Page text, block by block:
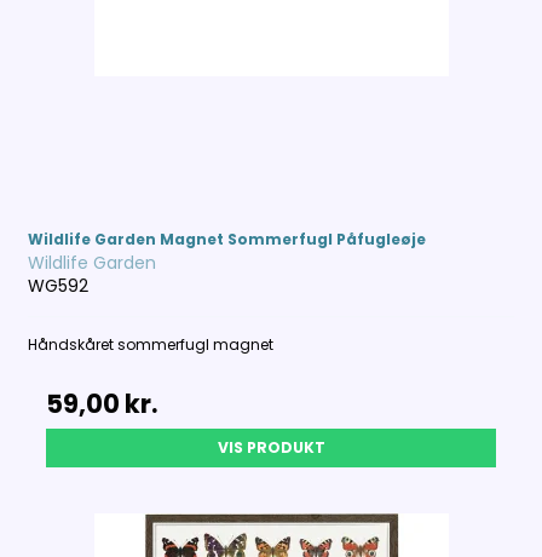
Wildlife Garden Magnet Sommerfugl Påfugleøje
Wildlife Garden
WG592
Håndskåret sommerfugl magnet
59,00 kr.
VIS PRODUKT